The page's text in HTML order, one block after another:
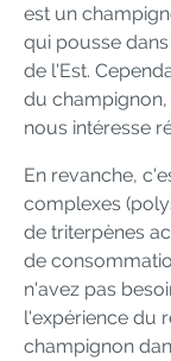
est un
qui pousse
de l'Est.
du champignon,
nous intéresse
En revanche,
complexes
de triterpènes
de
n'avez pas
l'expérience du
champignon